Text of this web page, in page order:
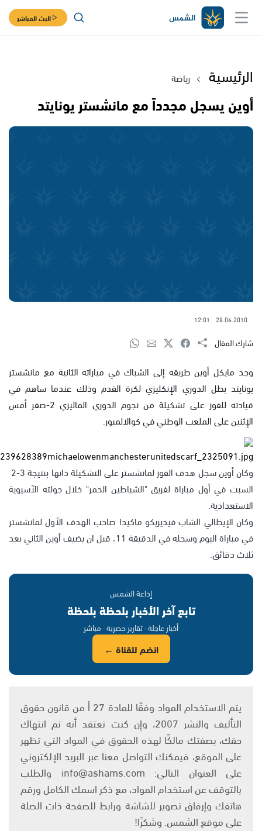
البث المباشر
الرئيسية رياضة
أوين يسجل مجدداً مع مانشستر يونايتد
28.06.2010
12:01
شارك المقال
وجد مايكل أوين طريقه إلى الشباك في مباراته الثانية مع مانشستر
يونايتد بطل الدوري الإنكليزي لكرة القدم وذلك عندما ساهم في
قيادته للفوز على تشكيلة من نجوم الدوري الماليزي 2-صفر أمس
الإثنين على الملعب الوطني في كوالالمبور.
السبت في أول مباراة لفريق "الشياطين الحمر" خلال جولته الآسيوية
الاستعدادية.
وكان الإيطالي الشاب فيديريكو ماكيدا صاحب الهدف الأول لمانشستر
في مباراة اليوم وسجله في الدقيقة 11، قبل ان يضيف أوين الثاني بعد
ثلاث دقائق.
إذاعة الشمس
تابع آخر الأخبار بلحظة بلحظة
أخبار عاجلة · تقارير حصرية · مباشر
انضم للقناة ←
يتم الاستخدام المواد وفقًا للمادة 27 أ من قانون حقوق
التأليف والنشر 2007، وإن كنت تعتقد أنه تم انتهاك
حقك، بصفتك مالكًا لهذه الحقوق في المواد التي تظهر
على الموقع، فيمكنك التواصل معنا عبر البريد الإلكتروني
على العنوان التالي: info@ashams.com والطلب
بالتوقف عن استخدام المواد، مع ذكر اسمك الكامل ورقم
هاتفك وإرفاق تصوير للشاشة ورابط للصفحة ذات الصلة
على موقع الشمس. وشكرًا!